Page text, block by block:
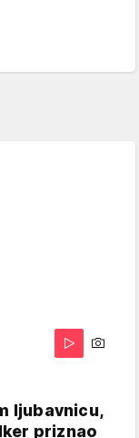
ljubavnicu,
priznao